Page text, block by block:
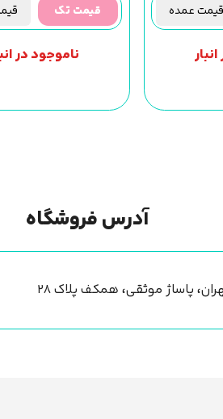
قیمت عمده قیمت تک قیمت
ناموجود در
آدرس فروشگاه
پاساژ موثقی، همکف پلاک ۲۸